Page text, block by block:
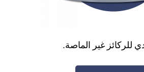
للركائز غير الماصة.